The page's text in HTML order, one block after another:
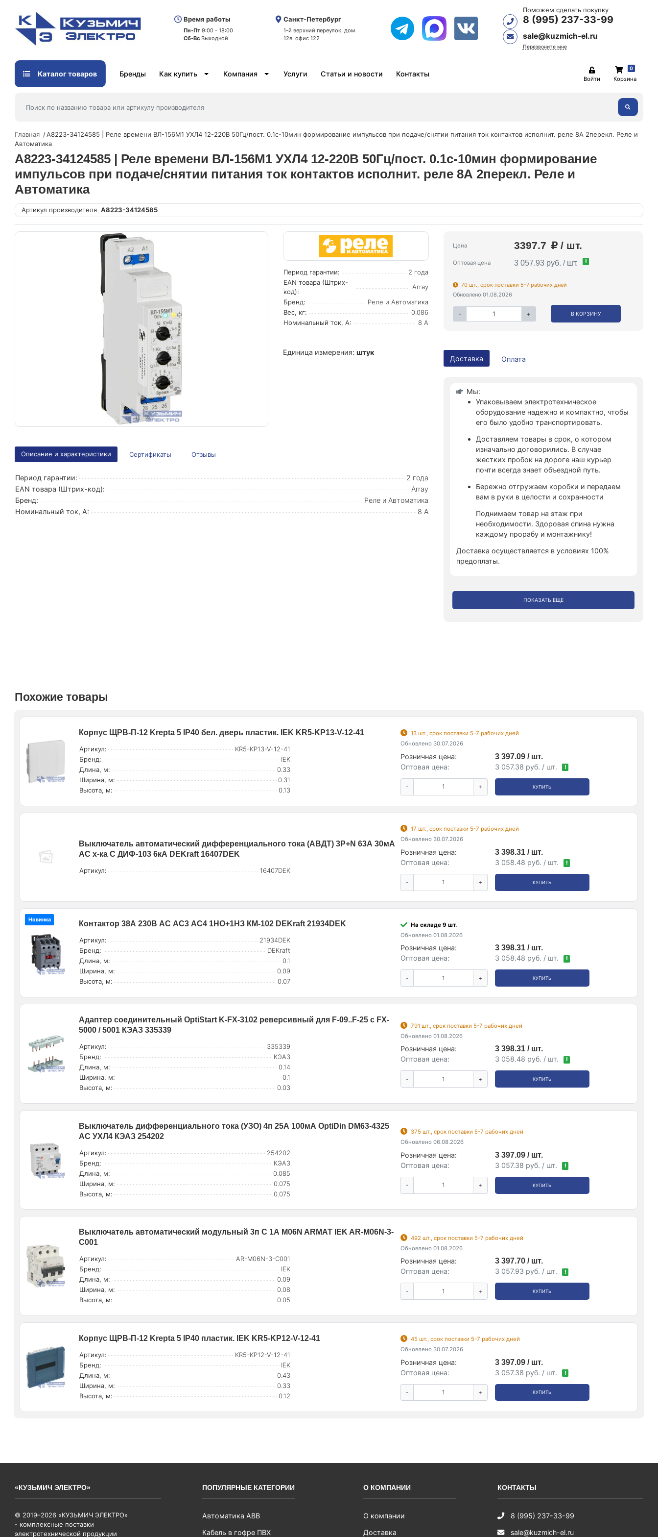
Время работы
Пн-Пт 9:00 - 18:00
Сб-Вс Выходной
Санкт-Петербург
1-й верхний переулок, дом
12в, офис 122
Поможем сделать покупку
8 (995) 237-33-99
sale@kuzmich-el.ru
Перезвоните мне
Каталог товаров Бренды Как купить Компания Услуги Статьи и новости Контакты
Войти
0
Корзина
Главная
A8223-34124585 | Реле времени ВЛ-156М1 УХЛ4 12-220В 50Гц/пост. 0.1с-10мин формирование импульсов при подаче/снятии питания ток контактов исполнит. реле 8А 2перекл. Реле и
Автоматика
A8223-34124585 | Реле времени ВЛ-156М1 УХЛ4 12-220В 50Гц/пост. 0.1с-10мин формирование
импульсов при подаче/снятии питания ток контактов исполнит. реле 8А 2перекл. Реле и
Автоматика
Артикул производителя A8223-34124585
Период гарантии:
2 года
EAN товара (Штрих-
код):
Array
Бренд:
Реле и Автоматика
Вес, кг:
0.086
Номинальный ток, А:
8 А
Единица измерения: штук
Цена 3397.7 / шт.
Оптовая цена 3 057.93 руб. / шт. !
70 шт., срок поставки 5-7 рабочих дней
Обновлено 01.08.2026
- + В КОРЗИНУ
Доставка Оплата
Мы:
Упаковываем электротехническое
оборудование надежно и компактно, чтобы
его было удобно транспортировать.
Доставляем товары в срок, о котором
изначально договорились. В случае
жестких пробок на дороге наш курьер
почти всегда знает объездной путь.
Бережно отгружаем коробки и передаем
вам в руки в целости и сохранности
Поднимаем товар на этаж при
необходимости. Здоровая спина нужна
каждому прорабу и монтажнику!
Доставка осуществляется в условиях 100%
предоплаты.
ПОКАЗАТЬ ЕЩЕ
Описание и характеристики Сертификаты Отзывы
Период гарантии:
2 года
EAN товара (Штрих-код):
Array
Бренд:
Реле и Автоматика
Номинальный ток, А:
8 А
Похожие товары
Корпус ЩРВ-П-12 Krepta 5 IP40 бел. дверь пластик. IEK KR5-KP13-V-12-41
Артикул:
KR5-KP13-V-12-41
Бренд:
IEK
Длина, м:
0.33
Ширина, м:
0.31
Высота, м:
0.13
13 шт., срок поставки 5-7 рабочих дней
Обновлено 30.07.2026
Розничная цена:
3 397.09 / шт.
Оптовая цена:
3 057.38 руб. / шт. !
- + КУПИТЬ
Выключатель автоматический дифференциального тока (АВДТ) 3P+N 63А 30мА
AC х-ка C ДИФ-103 6кА DEKraft 16407DEK
Артикул: 16407DEK
17 шт., срок поставки 5-7 рабочих дней
Обновлено 30.07.2026
Розничная цена:
3 398.31 / шт.
Оптовая цена:
3 058.48 руб. / шт. !
- + КУПИТЬ
Новинка
Контактор 38А 230В AC АС3 АС4 1НО+1НЗ КМ-102 DEKraft 21934DEK
Артикул:
21934DEK
Бренд:
DEKraft
Длина, м:
0.1
Ширина, м:
0.09
Высота, м:
0.07
На складе 9 шт.
Обновлено 01.08.2026
Розничная цена:
3 398.31 / шт.
Оптовая цена:
3 058.48 руб. / шт. !
- + КУПИТЬ
Адаптер соединительный OptiStart K-FX-3102 реверсивный для F-09..F-25 с FX-
5000 / 5001 КЭАЗ 335339
Артикул:
335339
Бренд:
КЭАЗ
Длина, м:
0.14
Ширина, м:
0.1
Высота, м:
0.03
791 шт., срок поставки 5-7 рабочих дней
Обновлено 01.08.2026
Розничная цена:
3 398.31 / шт.
Оптовая цена:
3 058.48 руб. / шт. !
- + КУПИТЬ
Выключатель дифференциального тока (УЗО) 4п 25А 100мА OptiDin DМ63-4325
AC УХЛ4 КЭАЗ 254202
Артикул:
254202
Бренд:
КЭАЗ
Длина, м:
0.085
Ширина, м:
0.075
Высота, м:
0.075
375 шт., срок поставки 5-7 рабочих дней
Обновлено 06.08.2026
Розничная цена:
3 397.09 / шт.
Оптовая цена:
3 057.38 руб. / шт. !
- + КУПИТЬ
Выключатель автоматический модульный 3п C 1А M06N ARMAT IEK AR-M06N-3-
C001
Артикул:
AR-M06N-3-C001
Бренд:
IEK
Длина, м:
0.09
Ширина, м:
0.08
Высота, м:
0.05
492 шт., срок поставки 5-7 рабочих дней
Обновлено 01.08.2026
Розничная цена:
3 397.70 / шт.
Оптовая цена:
3 057.93 руб. / шт. !
- + КУПИТЬ
Корпус ЩРВ-П-12 Krepta 5 IP40 пластик. IEK KR5-KP12-V-12-41
Артикул:
KR5-KP12-V-12-41
Бренд:
IEK
Длина, м:
0.43
Ширина, м:
0.33
Высота, м:
0.12
45 шт., срок поставки 5-7 рабочих дней
Обновлено 30.07.2026
Розничная цена:
3 397.09 / шт.
Оптовая цена:
3 057.38 руб. / шт. !
- + КУПИТЬ
«КУЗЬМИЧ ЭЛЕКТРО»
© 2019–2026 «КУЗЬМИЧ ЭЛЕКТРО»
- комплексные поставки
электротехнической продукции
ПОПУЛЯРНЫЕ КАТЕГОРИИ
Автоматика ABB
Кабель в гофре ПВХ
О КОМПАНИИ
О компании
Доставка
КОНТАКТЫ
8 (995) 237-33-99
sale@kuzmich-el.ru